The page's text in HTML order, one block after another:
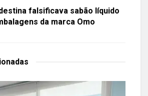
falsificava sabão líquido
da marca Omo